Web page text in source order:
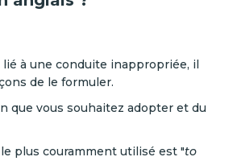
à une conduite inappropriée, il
de le formuler.
que vous souhaitez adopter et du
plus couramment utilisé est "to